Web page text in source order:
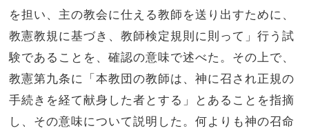
を担い、主の教会に仕える教師を送り出すために、
教憲教規に基づき、教師検定規則に則って」行う試
験であることを、確認の意味で述べた。その上で、
教憲第九条に「本教団の教師は、神に召され正規の
手続きを経て献身した者とする」とあることを指摘
し、その意味について説明した。何よりも神の召命